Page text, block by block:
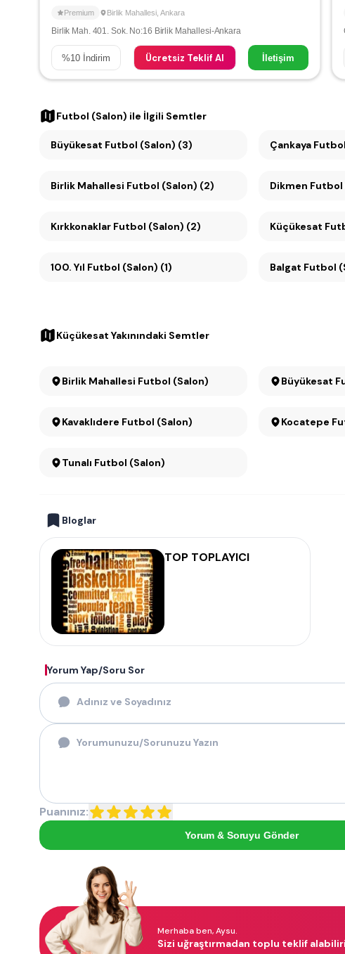
Premium Birlik Mahallesi Ankara
Birlik Mah. 401. Sok. No:16 Birlik Mahallesi-Ankara
%10 İndirim Ücretsiz Teklif Al İletişim
Futbol (Salon) ile İlgili Semtler
Büyükesat Futbol (Salon) (3)
Birlik Mahallesi Futbol (Salon) (2) Dikmen
Kırkkonaklar Futbol (Salon) (2)
100. Yıl Futbol (Salon) (1) Balgat Futbol
Küçükesat Yakınındaki Semtler
Birlik Mahallesi Futbol (Salon)
Kavaklıdere Futbol (Salon) Kocatepe
Tunalı Futbol (Salon)
Bloglar
TOP TOPLAYICI
Yorum Yap/Soru Sor
Puanınız:
Yorum & Soruyu Gönder
Merhaba ben, Aysu.
Sizi uğraştırmadan toplu teklif